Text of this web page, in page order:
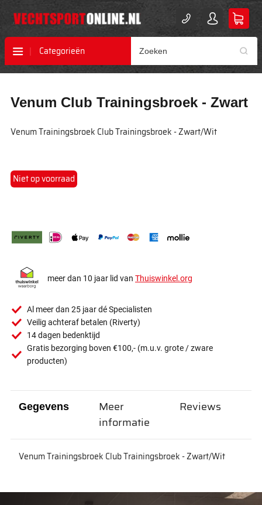
Categorieën
naar
van
gallerij
naar
van
gallerij
Venum Club Trainingsbroek - Zwart
Venum Trainingsbroek Club Trainingsbroek - Zwart/Wit
Niet op voorraad
meer dan 10 jaar lid van Thuiswinkel.org
Al meer dan 25 jaar dé Specialisten
Veilig achteraf betalen (Riverty)
14 dagen bedenktijd
Gratis bezorging boven €100,- (m.u.v. grote / zware
producten)
Gegevens
Venum Trainingsbroek Club Trainingsbroek - Zwart/Wit
Meer
informatie
Reviews